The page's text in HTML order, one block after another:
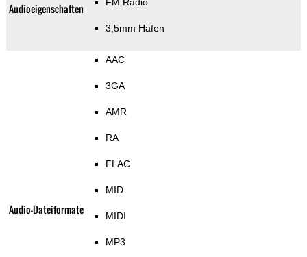
Audioeigenschaften
3,5mm Hafen
Audio-Dateiformate
AAC
3GA
AMR
RA
FLAC
MID
MIDI
MP3